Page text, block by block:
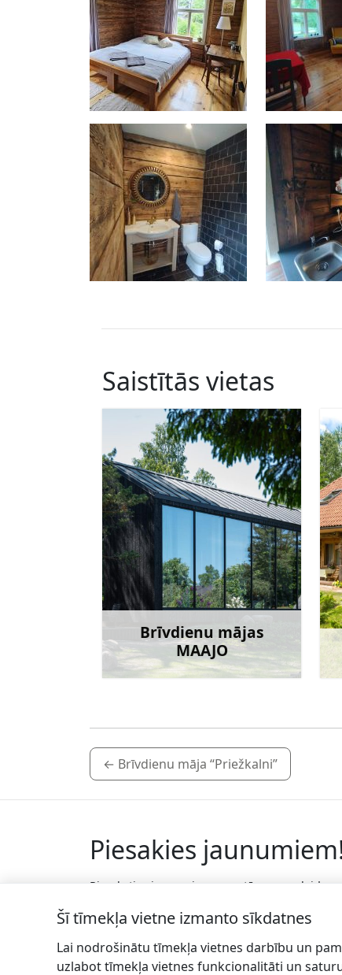
Saistītās vietas
Brīvdienu mājas
MAAJO
Uzzināt vairāk
← Brīvdienu māja “Priežkalni”
Piesakies
Pieraksties jaunumiem e-pastā un nepalaid
Šī tīmekļa vietne izmanto sīkdatnes
Lai nodrošinātu tīmekļa vietnes darbību un
uzlabot tīmekļa vietnes funkcionalitāti un